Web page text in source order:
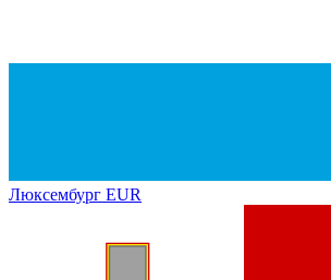
Люксембург EUR